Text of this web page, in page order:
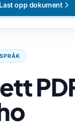
Last opp dokument